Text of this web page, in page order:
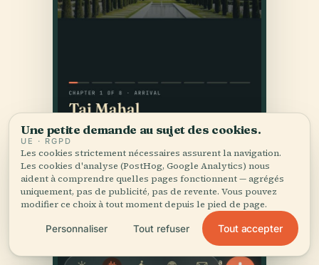
Une petite demande au sujet des cookies.
UE · RGPD
Les cookies strictement nécessaires assurent la navigation.
Les cookies d'analyse (PostHog, Google Analytics) nous
aident à comprendre quelles pages fonctionnent — agrégés
uniquement, pas de publicité, pas de revente. Vous pouvez
modifier ce choix à tout moment depuis le pied de page.
Personnaliser Tout refuser Tout accepter